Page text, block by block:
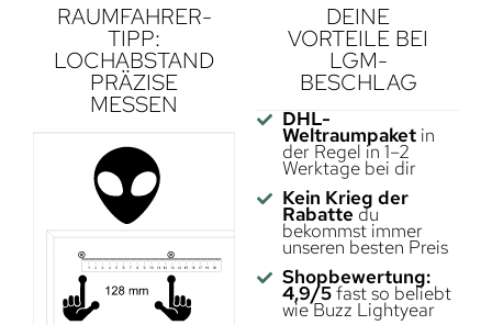
RAUMFAHRER-
TIPP:
LOCHABSTAND
PRÄZISE
MESSEN
DEINE
VORTEILE BEI
LGM-
BESCHLAG
DHL-
Weltraumpaketin
der Regel in 1–2
Werktage bei dir
Kein Krieg der
Rabatte du
bekommst immer
unseren besten Preis
Shopbewertung:
4,9/5fast so beliebt
wie Buzz Lightyear